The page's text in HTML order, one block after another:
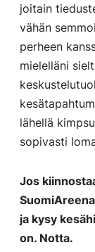
joitain
vähän
perheen
mielelläni
lähellä
sopivasti
Jos
ja kysy
on. Notta.